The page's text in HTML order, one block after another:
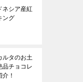
ネシア産紅
ング
ルタのお土
品チョコレ
！